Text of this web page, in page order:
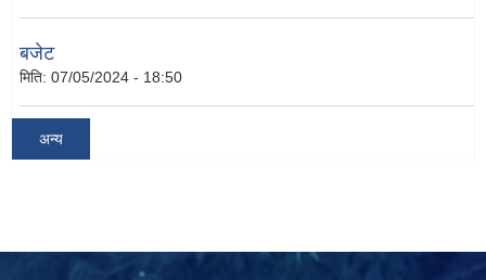
बजेट
मिति: 07/05/2024 - 18:50
अन्य